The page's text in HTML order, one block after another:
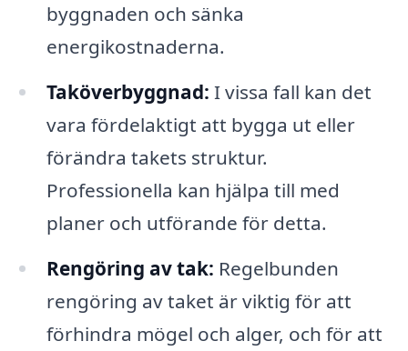
byggnaden och sänka
energikostnaderna.
Taköverbyggnad: I vissa fall kan det
vara fördelaktigt att bygga ut eller
förändra takets struktur.
Professionella kan hjälpa till med
planer och utförande för detta.
Rengöring av tak: Regelbunden
rengöring av taket är viktig för att
förhindra mögel och alger, och för att